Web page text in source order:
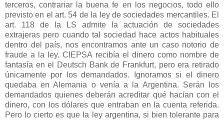
terceros, contrariar la buena fe en los negocios, todo ello
previsto en el art. 54 de la ley de sociedades mercantiles. El
art. 118 de
la LS admite la actuación de sociedades
extrajeras pero cuando tal sociedad hace actos habituales
dentro del país, nos encontramos ante un caso notorio de
fraude a la ley. CIEPSA recibía el dinero como nombre de
fantasía en el Deutsch Bank de Frankfurt, pero era retirado
únicamente por los demandados. Ignoramos si el dinero
quedaba en Alemania o venía a
la Argentina. Serán los
demandados quienes deberán acreditar qué hacían con el
dinero, con los dólares que entraban en la cuenta referida.
Pero lo cierto es que la ley argentina, si bien tolerante para